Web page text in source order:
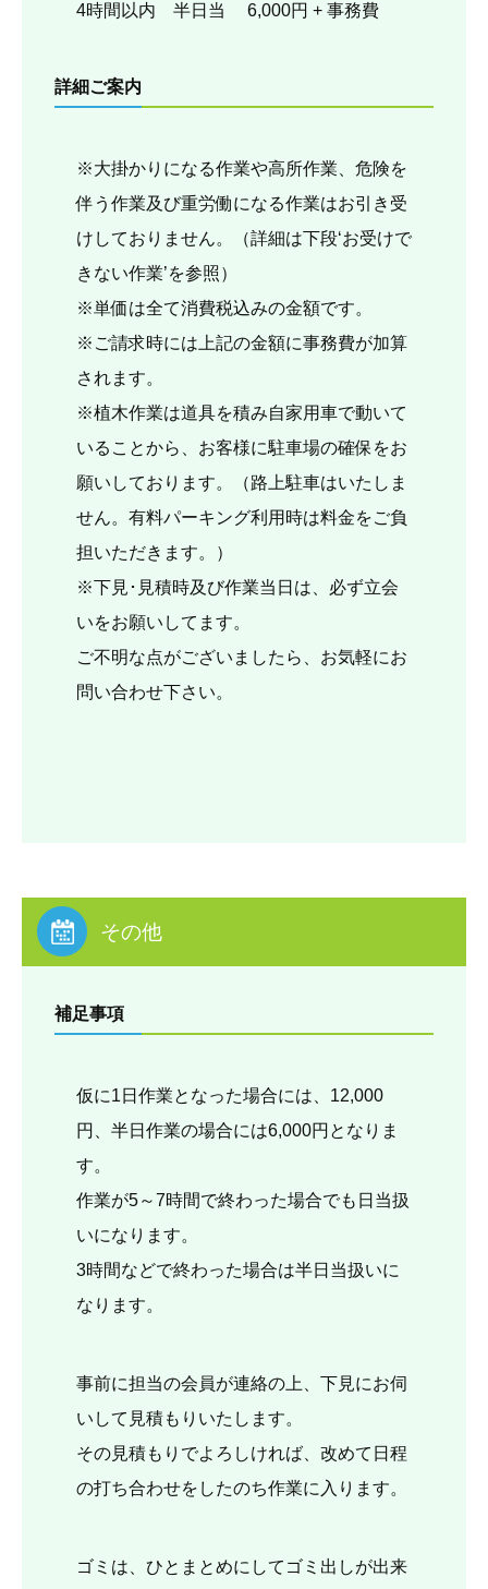
4時間以内 半日当 6,000円 + 事務費
詳細ご案内
※大掛かりになる作業や高所作業、危険を
伴う作業及び重労働になる作業はお引き受
けしておりません。（詳細は下段‘お受けで
きない作業’を参照）
※単価は全て消費税込みの金額です。
※ご請求時には上記の金額に事務費が加算
されます。
※植木作業は道具を積み自家用車で動いて
いることから、お客様に駐車場の確保をお
願いしております。（路上駐車はいたしま
せん。有料パーキング利用時は料金をご負
担いただきます。）
※下見･見積時及び作業当日は、必ず立会
いをお願いしてます。
ご不明な点がございましたら、お気軽にお
問い合わせ下さい。
その他
補足事項
仮に1日作業となった場合には、12,000
円、半日作業の場合には6,000円となりま
す。
作業が5～7時間で終わった場合でも日当扱
いになります。
3時間などで終わった場合は半日当扱いに
なります。
事前に担当の会員が連絡の上、下見にお伺
いして見積もりいたします。
その見積もりでよろしければ、改めて日程
の打ち合わせをしたのち作業に入ります。
ゴミは、ひとまとめにしてゴミ出しが出来